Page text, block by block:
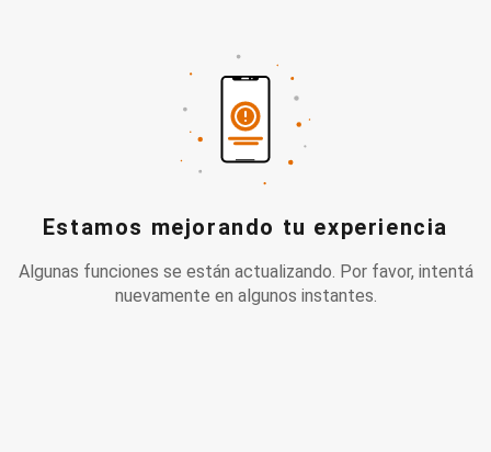
Estamos mejorando tu experiencia
Algunas funciones se están actualizando. Por favor, intentá
nuevamente en algunos instantes.